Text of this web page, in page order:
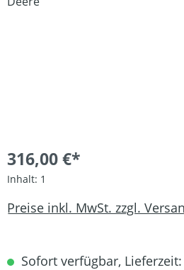
316,00 €*
Inhalt: 1
Preise inkl. MwSt. zzgl.
Sofort verfügbar, Lieferzeit: